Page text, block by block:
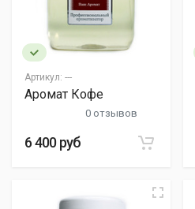
Артикул: ---
Аромат Кофе
0 отзывов
6 400 руб